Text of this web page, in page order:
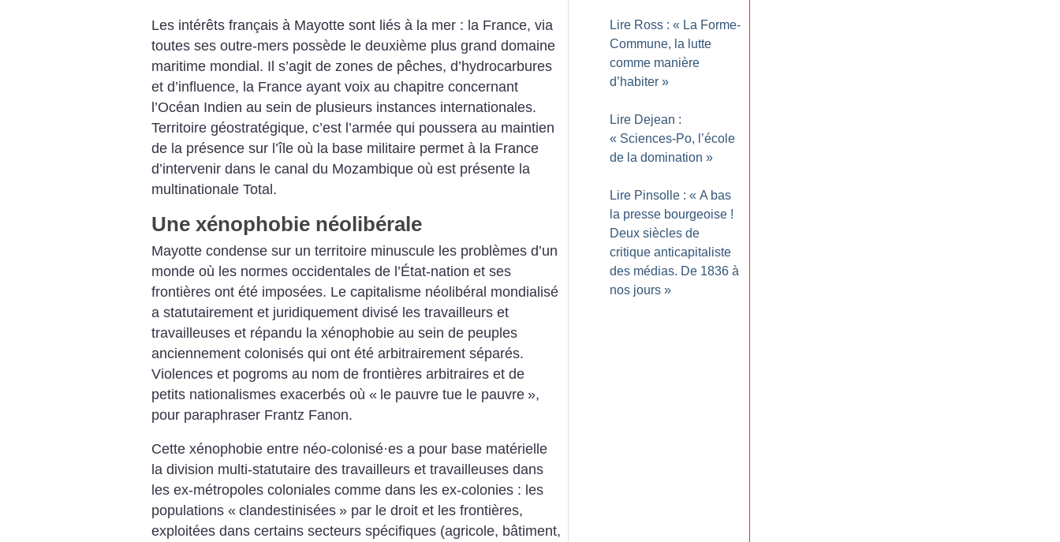
Les intérêts français à Mayotte sont liés à la mer : la France, via
toutes ses outre-mers possède le deuxième plus grand domaine
maritime mondial. Il s’agit de zones de pêches, d’hydrocarbures
et d’influence, la France ayant voix au chapitre concernant
l’Océan Indien au sein de plusieurs instances internationales.
Territoire géostratégique, c’est l’armée qui poussera au maintien
de la présence sur l’île où la base militaire permet à la France
d’intervenir dans le canal du Mozambique où est présente la
multinationale Total.
Une xénophobie néolibérale
Mayotte condense sur un territoire minuscule les problèmes d’un
monde où les normes occidentales de l’État-nation et ses
frontières ont été imposées. Le capitalisme néolibéral mondialisé
a statutairement et juridiquement divisé les travailleurs et
travailleuses et répandu la xénophobie au sein de peuples
anciennement colonisés qui ont été arbitrairement séparés.
Violences et pogroms au nom de frontières arbitraires et de
petits nationalismes exacerbés où « le pauvre tue le pauvre »,
pour paraphraser Frantz Fanon.
Cette xénophobie entre néo-colonisé·es a pour base matérielle
la division multi-statutaire des travailleurs et travailleuses dans
les ex-métropoles coloniales comme dans les ex-colonies : les
populations « clandestinisées » par le droit et les frontières,
exploitées dans certains secteurs spécifiques (agricole, bâtiment,
Lire Ross : « La Forme-
Commune, la lutte
comme manière
d’habiter »
Lire Dejean :
« Sciences-Po, l’école
de la domination »
Lire Pinsolle : « A bas
la presse bourgeoise !
Deux siècles de
critique anticapitaliste
des médias. De 1836 à
nos jours »